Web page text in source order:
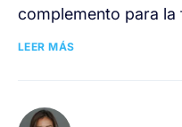
complemento para
LEER MÁS